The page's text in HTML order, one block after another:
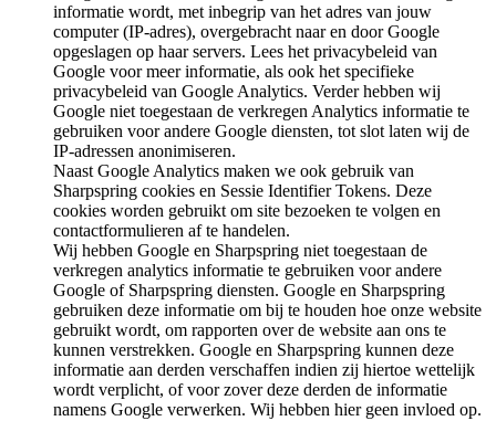
informatie wordt, met inbegrip van het adres van jouw
computer (IP-adres), overgebracht naar en door Google
opgeslagen op haar servers. Lees het privacybeleid van
Google voor meer informatie, als ook het specifieke
privacybeleid van Google Analytics. Verder hebben wij
Google niet toegestaan de verkregen Analytics informatie te
gebruiken voor andere Google diensten, tot slot laten wij de
IP-adressen anonimiseren.
Naast Google Analytics maken we ook gebruik van
Sharpspring cookies en Sessie Identifier Tokens. Deze
cookies worden gebruikt om site bezoeken te volgen en
contactformulieren af te handelen.
Wij hebben Google en Sharpspring niet toegestaan de
verkregen analytics informatie te gebruiken voor andere
Google of Sharpspring diensten. Google en Sharpspring
gebruiken deze informatie om bij te houden hoe onze website
gebruikt wordt, om rapporten over de website aan ons te
kunnen verstrekken. Google en Sharpspring kunnen deze
informatie aan derden verschaffen indien zij hiertoe wettelijk
wordt verplicht, of voor zover deze derden de informatie
namens Google verwerken. Wij hebben hier geen invloed op.